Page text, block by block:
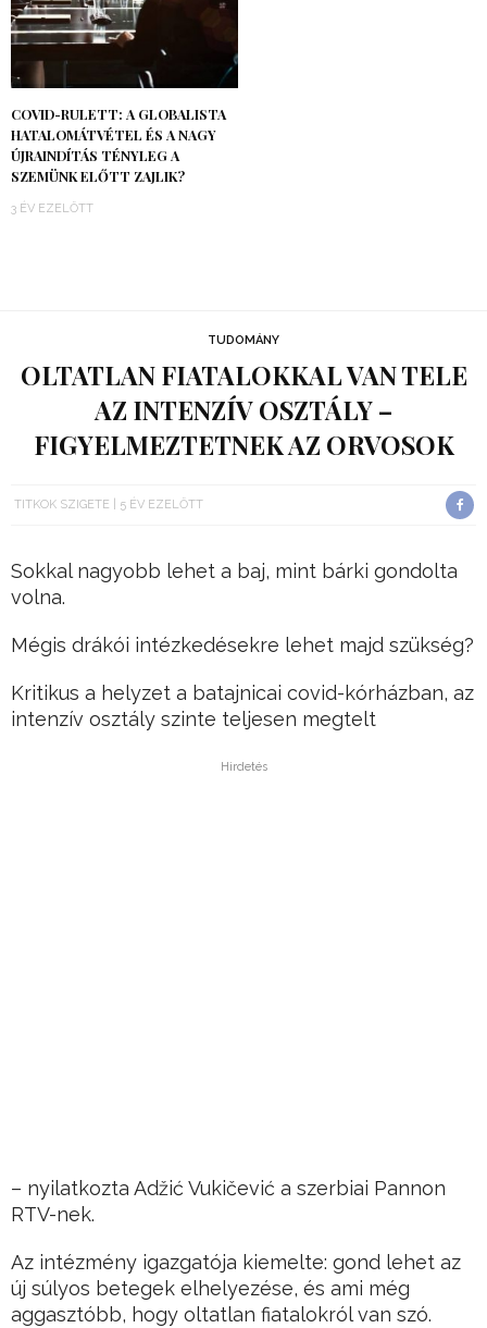
COVID-RULETT: A GLOBALISTA
HATALOMÁTVÉTEL ÉS A NAGY
ÚJRAINDÍTÁS TÉNYLEG A
SZEMÜNK ELŐTT ZAJLIK?
3 ÉV EZELŐTT
TUDOMÁNY
OLTATLAN FIATALOKKAL VAN TELE
AZ INTENZÍV OSZTÁLY –
FIGYELMEZTETNEK AZ ORVOSOK
TITKOK SZIGETE 5 ÉV EZELŐTT
Sokkal nagyobb lehet a baj, mint bárki gondolta
volna.
Mégis drákói intézkedésekre lehet majd szükség?
Kritikus a helyzet a batajnicai covid-kórházban, az
intenzív osztály szinte teljesen megtelt
Hirdetés
– nyilatkozta Adžić Vukičević a szerbiai Pannon
RTV-nek.
Az intézmény igazgatója kiemelte: gond lehet az
új súlyos betegek elhelyezése, és ami még
aggasztóbb, hogy oltatlan fiatalokról van szó.